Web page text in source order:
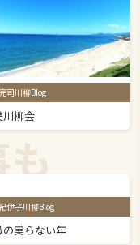
司川柳Blog
川柳会
伊子川柳Blog
の実らない年